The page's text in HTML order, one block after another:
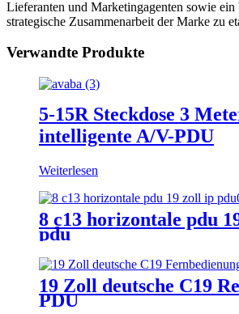
Lieferanten und Marketingagenten sowie ein
strategische Zusammenarbeit der Marke zu
Verwandte Produkte
5-15R Steckdose 3
intelligente A/V-PDU
Weiterlesen
8 c13 horizontale pdu
pdu
19 Zoll deutsche C19
PDU